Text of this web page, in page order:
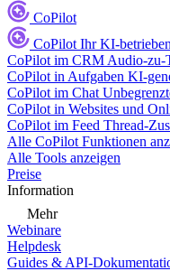
CoPilot
CoPilot Ihr KI-
CoPilot im CRM Audio-zu-
CoPilot in Aufgaben KI-
CoPilot im Chat
CoPilot in Websites und
CoPilot im Feed Thread-
Alle CoPilot Funktionen
Alle Tools anzeigen
Preise
Information
Mehr
Webinare
Helpdesk
Guides & API-